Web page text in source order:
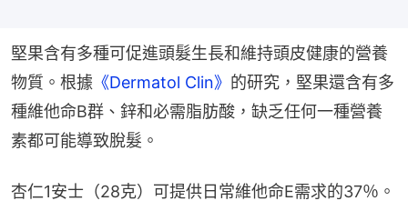
堅果含有多種可促進頭髮生長和維持頭皮健康的營養
物質。根據 《Dermatol Clin》 的研究，堅果還含有多
種維他命B群、鋅和必需脂肪酸，缺乏任何一種營養
素都可能導致脫髮。
杏仁1安士（28克）可提供日常維他命E需求的37％。